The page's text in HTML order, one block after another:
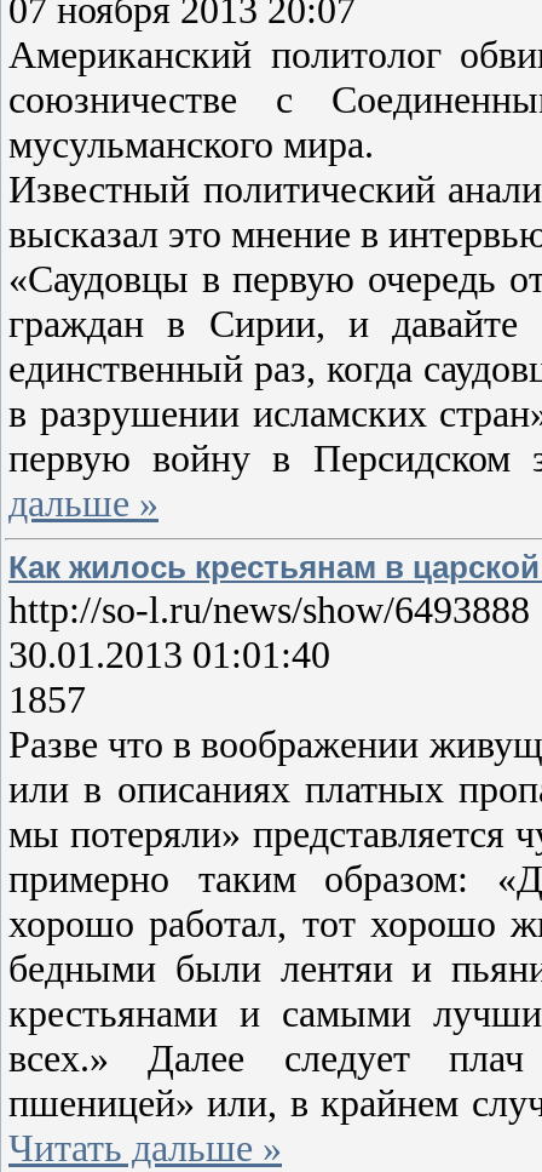
07 ноября 2013 20:07
Американский политолог
союзничестве с
мусульманского мира.
Известный политический
высказал это мнение в
«Саудовцы в первую очередь
граждан в Сирии, и
единственный раз, когда
в разрушении исламских
первую войну в Персидском
дальше »
Как жилось крестьянам в
http://so-l.ru/news/show/6493888
30.01.2013 01:01:40
1857
Разве что в воображении
или в описаниях платных
мы потеряли» представляется
примерно таким образом:
хорошо работал, тот хорошо
бедными были лентяи и
крестьянами и самыми
всех.» Далее следует
пшеницей» или, в крайнем
Читать дальше »